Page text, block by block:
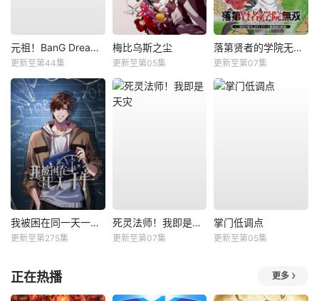
元祖！BanG Dream酱
更新至第44集
梅比乌斯之尘
更新至第05集
落第贤者的学院无双第二回转生，S等级作弊魔术师冒险记
更新至第07集
我被困在同一天一千年动态漫
更新至第275集
死灵法师！我即是天灾
更新至第07集
掌门低调点
更新至第05集
正在热播 更多